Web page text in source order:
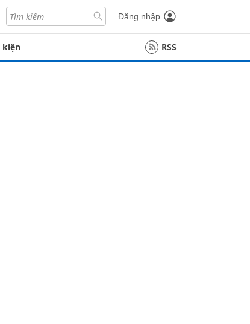
Đăng nhập
kiện RSS